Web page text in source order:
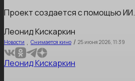
Проект создается с помощью ИИ.
Леонид Кискаркин
Новости , Снимается кино / 25 июня 2026, 11:39
Леонид Кискаркин